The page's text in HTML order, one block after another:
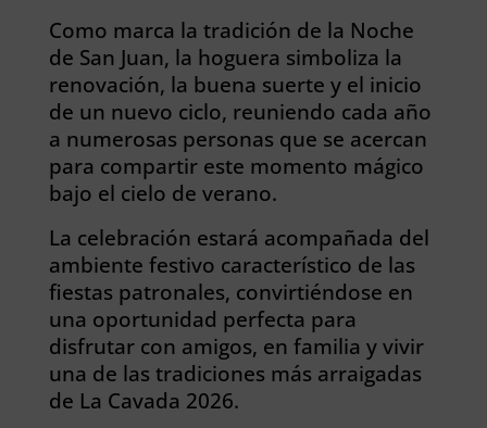
Como marca la tradición de la Noche
de San Juan, la hoguera simboliza la
renovación, la buena suerte y el inicio
de un nuevo ciclo, reuniendo cada año
a numerosas personas que se acercan
para compartir este momento mágico
bajo el cielo de verano.
La celebración estará acompañada del
ambiente festivo característico de las
fiestas patronales, convirtiéndose en
una oportunidad perfecta para
disfrutar con amigos, en familia y vivir
una de las tradiciones más arraigadas
de La Cavada 2026.